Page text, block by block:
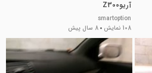
آریوZ300
smartoption
108 نمایش
8 سال پیش